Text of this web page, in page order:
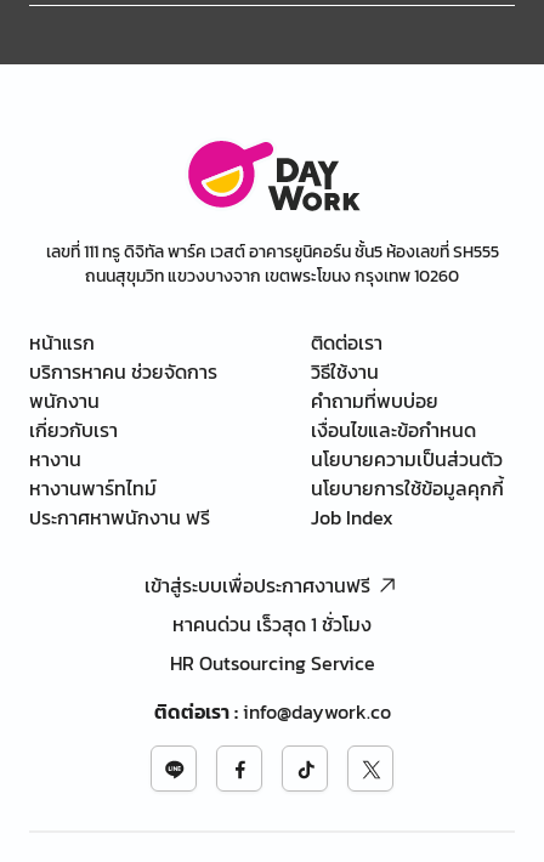
เลขที่ 111 ทรู ดิจิทัล พาร์ค เวสต์ อาคารยูนิคอร์น ชั้น5 ห้องเลขที่ SH555
ถนนสุขุมวิท แขวงบางจาก เขตพระโขนง กรุงเทพ 10260
หน้าแรก
บริการหาคน ช่วยจัดการ
พนักงาน
เกี่ยวกับเรา
หางาน
หางานพาร์ทไทม์
ประกาศหาพนักงาน ฟรี
ติดต่อเรา
วิธีใช้งาน
คำถามที่พบบ่อย
เงื่อนไขและข้อกำหนด
นโยบายความเป็นส่วนตัว
นโยบายการใช้ข้อมูลคุกกี้
Job Index
เข้าสู่ระบบเพื่อประกาศงานฟรี
หาคนด่วน เร็วสุด 1 ชั่วโมง
HR Outsourcing Service
ติดต่อเรา:info@daywork.co